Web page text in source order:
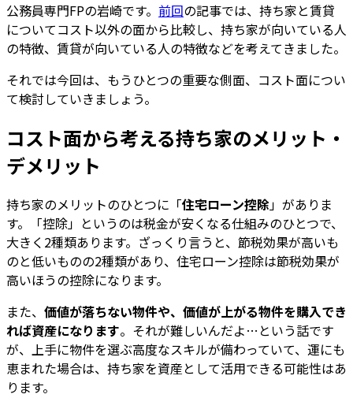
公務員専門FPの岩崎です。 前回の記事では、持ち家と賃貸
についてコスト以外の面から比較し、持ち家が向いている人
の特徴、賃貸が向いている人の特徴などを考えてきました。
それでは今回は、もうひとつの重要な側面、コスト面につい
て検討していきましょう。
コスト面から考える持ち家のメリット・
デメリット
持ち家のメリットのひとつに「住宅ローン控除」がありま
す。「控除」というのは税金が安くなる仕組みのひとつで、
大きく2種類あります。ざっくり言うと、節税効果が高いも
のと低いものの2種類があり、住宅ローン控除は節税効果が
高いほうの控除になります。
また、 価値が落ちない物件や、価値が上がる物件を購入でき
れば資産になります。それが難しいんだよ…という話です
が、上手に物件を選ぶ高度なスキルが備わっていて、運にも
恵まれた場合は、持ち家を資産として活用できる可能性はあ
ります。